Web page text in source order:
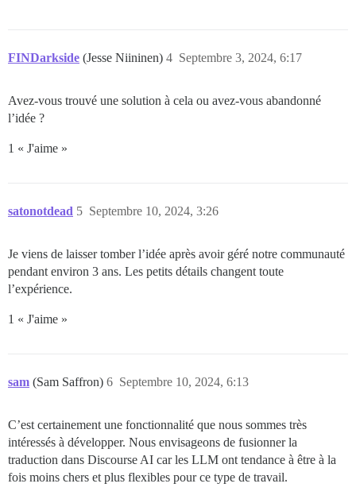
FINDarkside (Jesse Niininen) Septembre 3, 2024, 6:17
4
Avez-vous trouvé une solution à cela ou avez-vous abandonné
l’idée ?
1 « J'aime »
satonotdead Septembre 10, 2024, 3:26
5
Je viens de laisser tomber l’idée après avoir géré notre communauté
pendant environ 3 ans. Les petits détails changent toute
l’expérience.
1 « J'aime »
sam (Sam Saffron) Septembre 10, 2024, 6:13
6
C’est certainement une fonctionnalité que nous sommes très
intéressés à développer. Nous envisageons de fusionner la
traduction dans Discourse AI car les LLM ont tendance à être à la
fois moins chers et plus flexibles pour ce type de travail.